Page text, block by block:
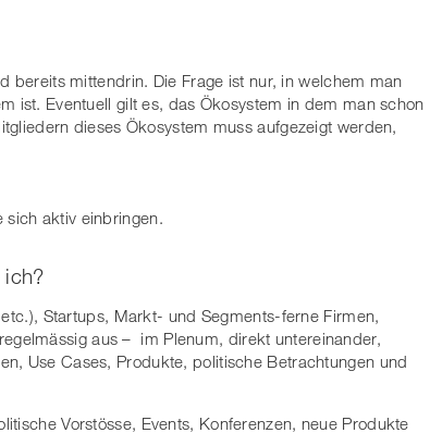
bereits mittendrin. Die Frage ist nur, in welchem man
ist. Eventuell gilt es, das Ökosystem in dem man schon
dieses Ökosystem muss aufgezeigt werden,
sich aktiv einbringen.
ich?
Startups, Markt- und Segments-ferne Firmen,
aus – im Plenum, direkt untereinander,
Use Cases, Produkte, politische Betrachtungen und
Vorstösse, Events, Konferenzen, neue Produkte